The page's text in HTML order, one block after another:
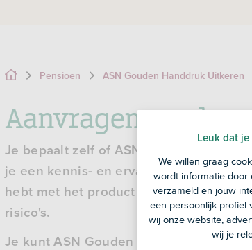
Pensioen ASN Gouden Handdruk Uitkeren
Aanvragen zonder
Je bepaalt zelf of ASN Gouden
je een kennis- en ervaringstoets.
hebt met het product en er voldoende
risico's.
Je kunt ASN Gouden Handdruk
Leuk dat
We willen graag
wordt informatie door
verzameld en jouw
een persoonlijk profiel
wij onze website,
wij je